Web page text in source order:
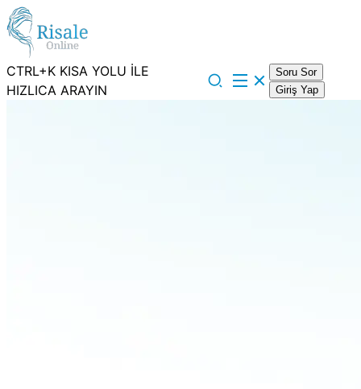
CTRL+K KISA YOLU İLE
HIZLICA ARAYIN
Soru Sor
Giriş Yap